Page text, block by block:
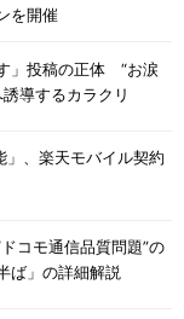
を開催
」投稿の正体 “お涙
導するカラクリ
」、楽天モバイル契約
コモ通信品質問題”の
ば」の詳細解説